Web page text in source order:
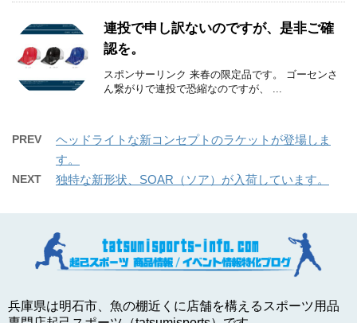
連投で申し訳ないのですが、是非ご確
認を。
スポンサーリンク 来春の限定品です。 ゴーセンさ
ん繋がりで連投で恐縮なのですが、 ...
PREV
ヘッドライトな新コンセプトのラケットが登場しま
す。
NEXT 独特な新形状、SOAR（ソア）が入荷しています。
兵庫県は明石市、魚の棚近くに店舗を構えるスポーツ用品